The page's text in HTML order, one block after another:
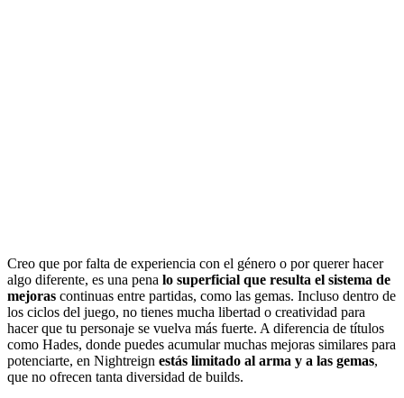
Creo que por falta de experiencia con el género o por querer hacer
algo diferente, es una pena lo superficial que resulta el sistema de
mejoras continuas entre partidas, como las gemas. Incluso dentro de
los ciclos del juego, no tienes mucha libertad o creatividad para
hacer que tu personaje se vuelva más fuerte. A diferencia de títulos
como Hades, donde puedes acumular muchas mejoras similares para
potenciarte, en Nightreign estás limitado al arma y a las gemas,
que no ofrecen tanta diversidad de builds.